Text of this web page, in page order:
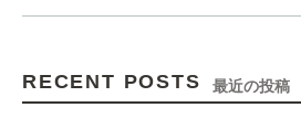
RECENT POSTS 最近の投稿